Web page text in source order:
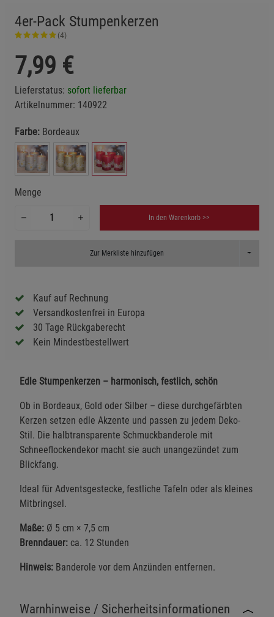
4er-Pack Stumpenkerzen
(4)
7,99 €
Lieferstatus: sofort lieferbar
Artikelnummer: 140922
Farbe: Bordeaux
Menge
In den Warenkorb >>
Zur Merkliste hinzufügen Toggle
Kauf auf Rechnung
Versandkostenfrei in Europa
30 Tage Rückgaberecht
Kein Mindestbestellwert
Edle Stumpenkerzen – harmonisch, festlich, schön
Ob in Bordeaux, Gold oder Silber – diese durchgefärbten
Kerzen setzen edle Akzente und passen zu jedem Deko-
Stil. Die halbtransparente Schmuckbanderole mit
Schneeflockendekor macht sie auch unangezündet zum
Blickfang.
Ideal für Adventsgestecke, festliche Tafeln oder als kleines
Mitbringsel.
Maße: Ø 5 cm × 7,5 cm
Brenndauer: ca. 12 Stunden
Hinweis: Banderole vor dem Anzünden entfernen.
Warnhinweise / Sicherheitsinformationen